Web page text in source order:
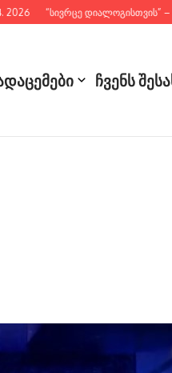
“სივრცე დიალოგისთვის” –
ჩვენს